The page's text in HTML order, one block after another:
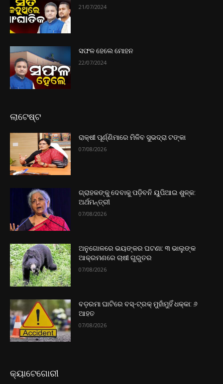
21/07/2024
ସଫଳ ହେଲେ ମୋହନ
22/07/2024
ଲାଟେଷ୍ଟ
ରାକ୍ଷୀ ପୂର୍ଣ୍ଣିମାରେ ମିଳିବ ସୁଭଦ୍ରା ଟଙ୍କା
07/08/2026
ଗ୍ରାହକଙ୍କୁ ଦେବାକୁ ପଡ଼ିବନି ୟୁପିଆଇ ଶୁଳ୍କ:
ଅର୍ଥମନ୍ତ୍ରୀ
07/08/2026
ଅନୁଗୋଳରେ ଭୟଙ୍କର ଘଟଣା: ୩ ଭାଲୁଙ୍କ
ଆକ୍ରମଣରେ ଚାଷୀ ଗୁରୁତର
07/08/2026
ବଡ଼ରମା ଘାଟିରେ ବସ୍-ଟ୍ରକ୍ ମୁହାଁମୁହିଁ ଧକ୍କା: ୬
ଆହତ
07/08/2026
କ୍ୟାଟେଗୋରୀ